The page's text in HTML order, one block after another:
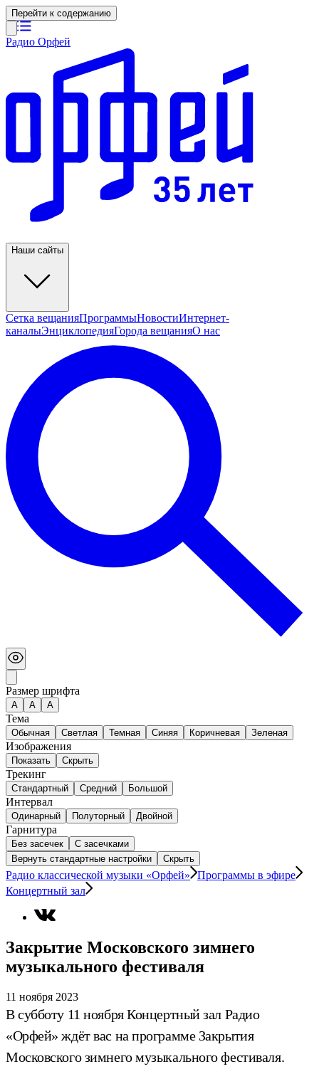
Перейти к содержанию
Радио Орфей
Наши сайты
Сетка вещанияПрограммыНовостиИнтернет-
каналыЭнциклопедияГорода вещанияО нас
Размер шрифта
А A A
Тема
Обычная Светлая Темная Синяя Коричневая Зеленая
Изображения
Показать Скрыть
Трекинг
Стандартный Средний Большой
Интервал
Одинарный Полуторный Двойной
Гарнитура
Без засечек
С засечками
Вернуть стандартные настройки
Скрыть
Радио классической музыки «Орфей»
Программы в эфире
Концертный зал
Закрытие Московского зимнего
музыкального фестиваля
11 ноября 2023
В субботу 11 ноября Концертный зал Радио
«Орфей» ждёт вас на программе Закрытия
Московского зимнего музыкального фестиваля.